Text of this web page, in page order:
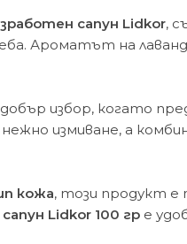
сапун Lidkor,
Ароматът на
избор, когато
измиване, а
кожа, този продукт е
сапун Lidkor 100 гр е